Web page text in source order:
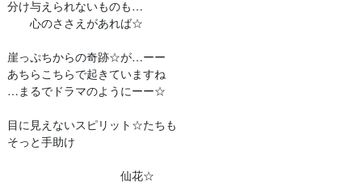
分け与えられないものも…
心のささえがあれば☆
崖っぷちからの奇跡☆が…ーー
あちらこちらで起きていますね
…まるでドラマのようにーー☆
目に見えないスピリット☆たちも
そっと手助け
仙花☆